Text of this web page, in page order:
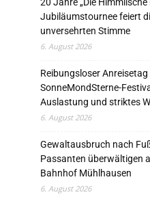
Jubiläumstournee feiert
unversehrten Stimme
6. August 2026
Reibungsloser Anreisetag
SonneMondSterne-
Auslastung und striktes
6. August 2026
Gewaltausbruch nach
Passanten überwältigen
Bahnhof Mühlhausen
6. August 2026